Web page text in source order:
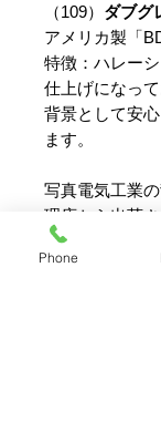
（109） ダブグ
アメリカ製「
特徴：ハレー
仕上げになって
背景として安
ます。
写真電気工業
理店から出荷
「アメリカ製
です。
Phone